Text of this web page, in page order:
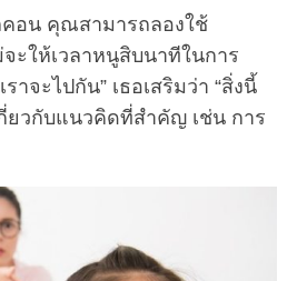
อน คุณสามารถลองใช้
ะให้เวลาหนูสิบนาทีในการ
าจะไปกัน” เธอเสริมว่า “สิ่งนี้
ยวกับแนวคิดที่สำคัญ เช่น การ